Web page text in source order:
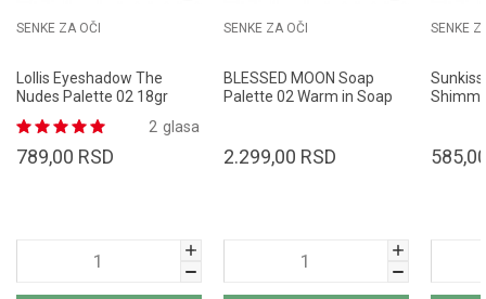
SENKE ZA OČI
Lollis Eyeshadow The
Nudes Palette 02 18gr
glasa
2
789,00 RSD
SENKE ZA OČI
BLESSED MOON Soap
Palette 02 Warm in Soap
2.299,00 RSD
SENKE